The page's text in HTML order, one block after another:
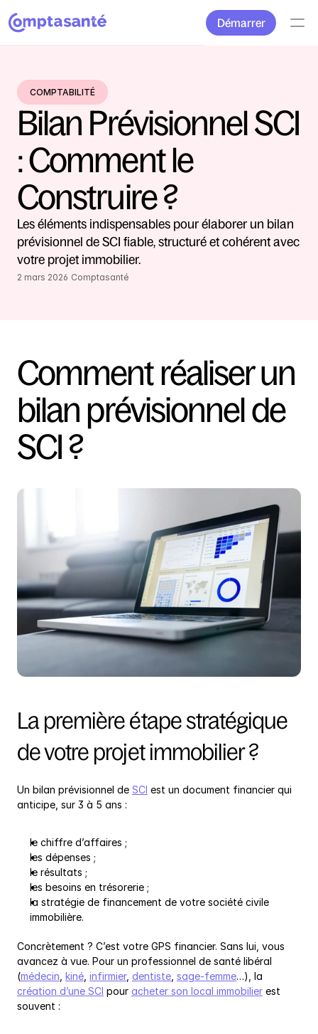
Démarrer
COMPTABILITÉ
Bilan Prévisionnel SCI
: Comment le
Construire ?
Les éléments indispensables pour élaborer un bilan
prévisionnel de SCI fiable, structuré et cohérent avec
votre projet immobilier.
2 mars 2026 Comptasanté
Comment réaliser un
bilan prévisionnel de
SCI ?
La première étape stratégique
de votre projet immobilier ?
Un bilan prévisionnel de SCI est un document financier qui
anticipe, sur 3 à 5 ans :
le chiffre d’affaires ;
les dépenses ;
le résultats ;
les besoins en trésorerie ;
la stratégie de financement de votre société civile
immobilière.
Concrètement ? C’est votre GPS financier. Sans lui, vous
avancez à vue. Pour un professionnel de santé libéral
(médecin kiné infirmier, dentiste sage-femme
création d’une SCI pour acheter son local immobilier est
souvent :